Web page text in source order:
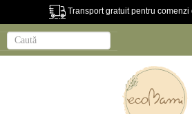
Transport gratuit pentru comenzi